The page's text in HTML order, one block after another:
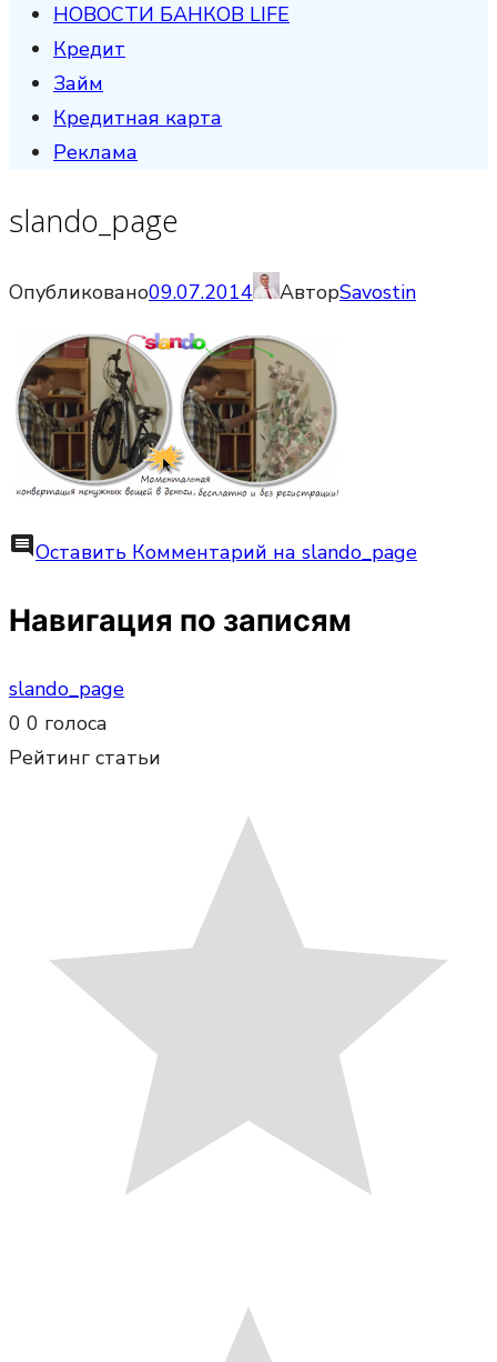
НОВОСТИ БАНКОВ LIFE
Кредит
Займ
Кредитная карта
Реклама
slando_page
Опубликовано09.07.2014 АвторSavostin
commentОставить Комментарий на slando_page
Навигация по записям
slando_page
0 0 голоса
Рейтинг статьи